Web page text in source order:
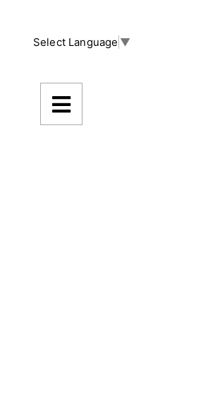
Select Language ▼